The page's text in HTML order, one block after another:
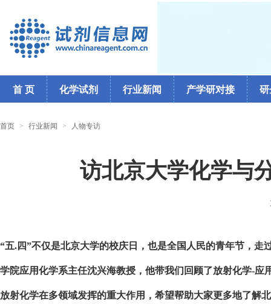
首 页 化学试剂 行业新闻 产学研对接 研
首页 > 行业新闻 > 人物专访
访北京大学化学与
“五.四”不仅是北京大学的校庆日，也是全国人民的青年节，
学院应用化学系主任沈兴海教授，他带我们回顾了放射化学-
放射化学在多领域发挥的重大作用，希望帮助大家更多地了解